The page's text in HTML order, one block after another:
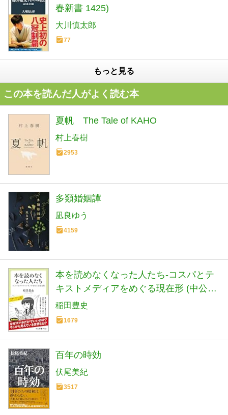
春新書 1425)
大川慎太郎
77
もっと見る
この本を読んだ人がよく読む本
夏帆 The Tale of KAHO
村上春樹
2953
多類婚姻譚
凪良ゆう
4159
本を読めなくなった人たち-コスパとテ
キストメディアをめぐる現在形 (中公新
書ラクレ 861)
稲田豊史
1679
百年の時効
伏尾美紀
3517